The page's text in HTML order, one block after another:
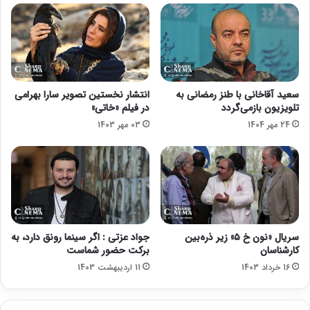
ج
و
ب
د
خ
ت
م
ح
م
ه
ر
د
د
سعید آقاخانی با طنز رمضانی به
تلویزیون بازمی‌گردد
24 مهر 1404
انتشار نخستین تصویر سارا بهرامی
در فیلم «خاتی»
03 مهر 1403
سریال «نون خ ۵» زیر ذره‌بین
کارشناسان
16 خرداد 1403
جواد عزتی : اگر سینما رونق دارد، به
برکت حضور شماست
11 اردیبهشت 1403